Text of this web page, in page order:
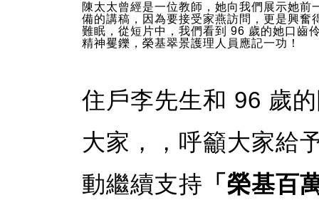
陳太太曾經是一位教師，她向我們展示她前
備的講稿，因為要接受家燕訪問，更是興奮
難眠，從短片中，我們看到 96 歲的她口齒
精神矍鑠，榮基翠景護理人員應記一功！
住戶李先生和 96 歲
大家，，呼籲大家給
動繼續支持 「榮基百